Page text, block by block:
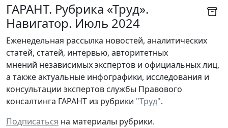
ГАРАНТ. Рубрика «Труд».
Навигатор. Июль 2024
Еженедельная рассылка новостей, аналитических
статей, статей, интервью, авторитетных
мнений независимых экспертов и официальных лиц,
а также актуальные инфографики, исследования и
консультации экспертов службы Правового
консалтинга ГАРАНТ из рубрики "Труд".
Подписаться на материалы рубрики.